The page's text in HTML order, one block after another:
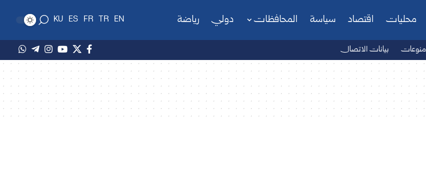
محليات اقتصاد سياسة المحافظات دولي رياضة EN
TR
FR
ES
KU
منوعات بيانات الاتصال